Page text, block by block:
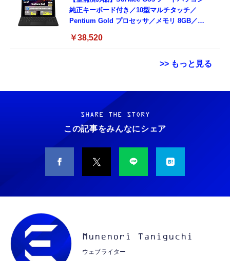
純正キーボード付き／10型マルチタッチ／
Pentium Gold プロセッサ／メモリ 8GB／
Bluetooth5.0／USB-C／1080p顔認証カメラ
￥38,520
>> もっと見る
Grithope イヤホン タイプC【2026新モデル
耐久性】 有線イヤホン マイク付き HiFi音質
ノイズ低減 重低音 遅延なし
￥949
タイプc 寝ホンイヤホン 寝ホン type-c 有線
睡眠用イヤホン 【音質強化バージョン
￥2,199
MFi認証 【ハイレゾ音質】 内蔵DAC 遅延な
し 48ビット/96KHz 音量調節対応
霊界コミュニケーションロボット BAKETAN
WARASHI ばけたん ワラシ 改 KAI
￥5,400
M10SR AIペット（コミュニケーションロボッ
ト）
ット）
￥53,900
SHARE THE STORY
この記事をみんなにシェア
Munenori Taniguchi
ウェブライター